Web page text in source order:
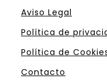
Aviso Legal
Política de
Política de
Contacto